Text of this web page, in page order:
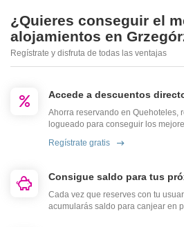
¿Quieres conseguir el
alojamientos en
Regístrate y disfruta de todas las ventajas
Accede a descuentos
Ahorra reservando en Quehoteles,
logueado para conseguir los
Regístrate gratis
Consigue saldo para tus
Cada vez que reserves con tu
acumularás saldo para canjear en